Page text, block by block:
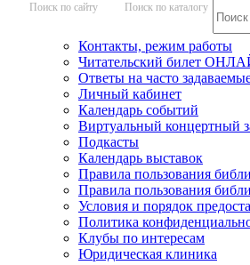
Поиск по сайту Поиск по каталогу
Контакты, режим работы
Читательский билет
Ответы на часто
Личный кабинет
Календарь событий
Виртуальный концертный
Подкасты
Календарь выставок
Правила пользования
Правила пользования
Условия и порядок
Политика
Клубы по интересам
Юридическая клиника